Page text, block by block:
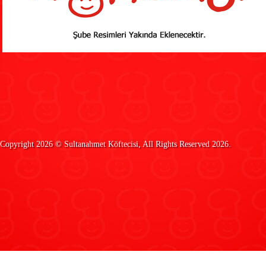
Copyright 2026 © Sultanahmet Köftecisi, All Rights Reserved 2026.